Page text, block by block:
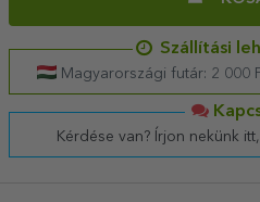
Szállítási
Magyarországi futár: 2 000
Kérdése van? Írjon nekünk